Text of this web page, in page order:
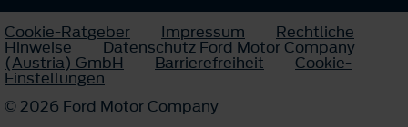
Cookie-Ratgeber Impressum Rechtliche
Hinweise Datenschutz Ford Motor Company
(Austria) GmbH Barrierefreiheit Cookie-
Einstellungen
© 2026 Ford Motor Company